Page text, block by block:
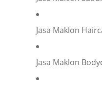
Jasa Maklon
Jasa Maklon
Company
Company
Company Name